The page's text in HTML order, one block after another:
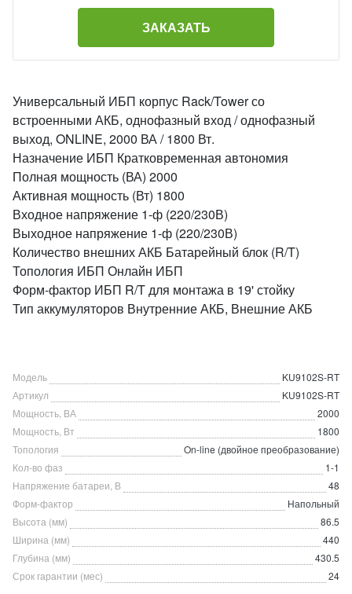
ЗАКАЗАТЬ
Универсальный ИБП корпус Rack/Tower со
встроенными АКБ, однофазный вход / однофазный
выход, ONLINE, 2000 ВА / 1800 Вт.
Назначение ИБП Кратковременная автономия
Полная мощность (ВА) 2000
Активная мощность (Вт) 1800
Входное напряжение 1-ф (220/230В)
Выходное напряжение 1-ф (220/230В)
Количество внешних АКБ Батарейный блок (R/T)
Топология ИБП Онлайн ИБП
Форм-фактор ИБП R/T для монтажа в 19' стойку
Тип аккумуляторов Внутренние АКБ, Внешние АКБ
Модель
KU9102S-RT
Артикул
KU9102S-RT
Мощность, ВА
2000
Мощность, Вт
1800
Топология
On-line (двойное преобразование)
Кол-во фаз
1-1
Напряжение батареи, В
48
Форм-фактор
Напольный
Высота (мм)
86.5
Ширина (мм)
440
Глубина (мм)
430.5
Срок гарантии (мес)
24